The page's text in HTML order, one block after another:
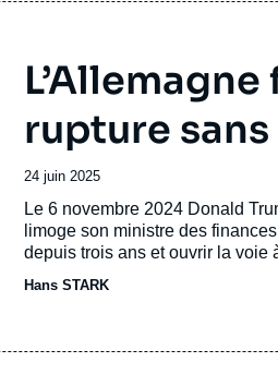
rupture
Date
de
publication
24 juin 2025
Accroche
Le 6 novembre 2024 Donald
limoge son ministre des
depuis trois ans et ouvrir la voie
Hans STARK